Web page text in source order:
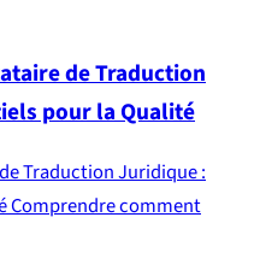
de Traduction
pour la Qualité
Traduction Juridique :
Comprendre comment